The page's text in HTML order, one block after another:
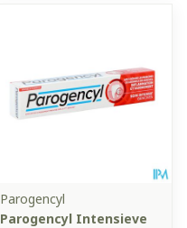
Parogencyl
Parogencyl Intensieve